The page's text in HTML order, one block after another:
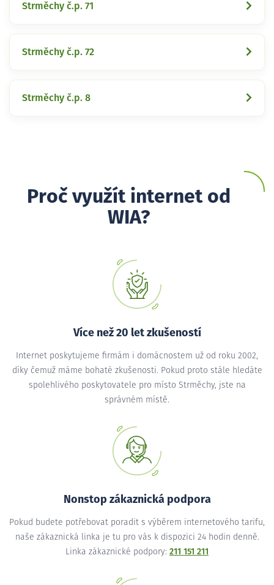
Strměchy č.p. 71
Strměchy č.p. 72
Strměchy č.p. 8
Proč využít internet od
WIA?
Více než 20 let zkušeností
Internet poskytujeme firmám i domácnostem už od roku 2002,
díky čemuž máme bohaté zkušenosti. Pokud proto stále hledáte
spolehlivého poskytovatele pro místo Strměchy, jste na
správném místě.
Nonstop zákaznická podpora
Pokud budete potřebovat poradit s výběrem internetového tarifu,
naše zákaznická linka je tu pro vás k dispozici 24 hodin denně.
Linka zákaznické podpory: 211 151 211